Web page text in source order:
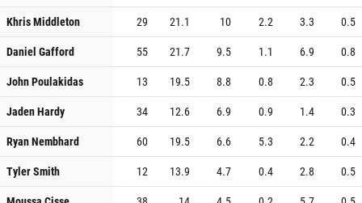
Khris Middleton
29 21.1 10 2.2 3.3
0.5
Daniel Gafford
55 21.7 9.5 1.1 6.9
0.8
John Poulakidas
13 19.5 8.8 0.8 2.3
0.5
Jaden Hardy
34 12.6 6.9 0.9 1.4
0.3
Ryan Nembhard
60 19.5 6.6 5.3 2.2
0.4
Tyler Smith
12 13.9 4.7 0.4 2.8
0.5